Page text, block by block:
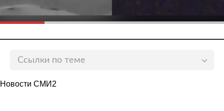
Ссылки по теме
священником
Новости СМИ2